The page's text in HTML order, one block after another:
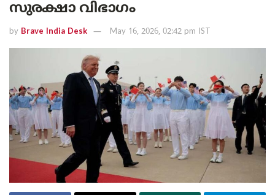
സുരക്ഷാ വിഭാഗം
by Brave India Desk May 16, 2026, 02:42 pm IST